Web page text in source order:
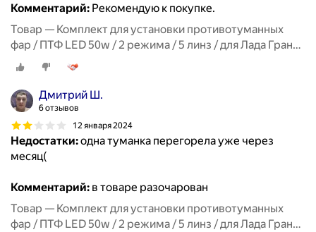
Комментарий: Рекомендую к покупке.
Товар — Комплект для установки противотуманных
фар / ПТФ LED 50w / 2 режима / 5 линз / для Лада Гранта
ФЛ, Lada Granta FL
Дмитрий Ш.
6 отзывов
12 января 2024
Недостатки:одна туманка перегорела уже через
месяц(
Комментарий: в товаре разочарован
Товар — Комплект для установки противотуманных
фар / ПТФ LED 50w / 2 режима / 5 линз / для Лада Гранта